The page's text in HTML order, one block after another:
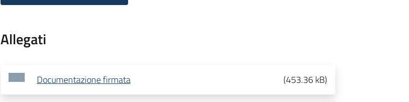
Allegati
Documentazione firmata (453.36 kB)